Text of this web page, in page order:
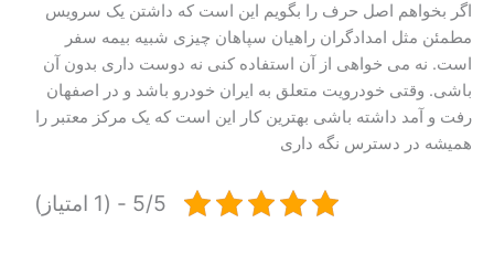
اگر بخواهم اصل حرف را بگویم این است که داشتن یک سرویس
مطمئن مثل امدادگران راهیان سپاهان چیزی شبیه بیمه سفر
است. نه می خواهی از آن استفاده کنی نه دوست داری بدون آن
باشی. وقتی خودرویت متعلق به ایران خودرو باشد و در اصفهان
رفت و آمد داشته باشی بهترین کار این است که یک مرکز معتبر را
همیشه در دسترس نگه داری
5/5 - (1 امتیاز)